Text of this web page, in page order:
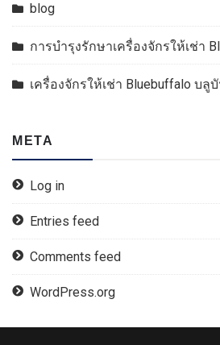
blog
การบำรุงรักษาเครื่องจักรให้เช่า
เครื่องจักรให้เช่า Bluebuffalo บลู
META
Log in
Entries feed
Comments feed
WordPress.org